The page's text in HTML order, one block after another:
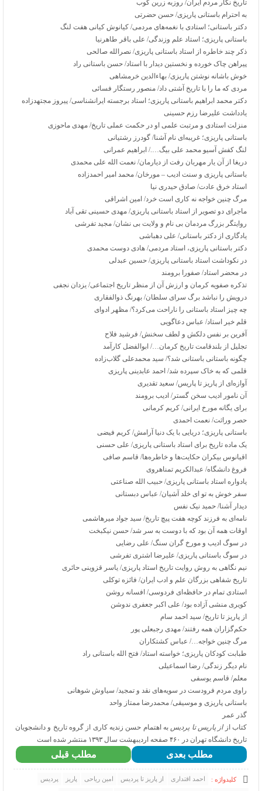
تاریخ نگار مردم ایران/ روزبه زرین کوب
به احترام باستانی پاریزی/ حسن حضرتی
دکتر باستانی؛ استادی با نغمه‌های مردمی/ کیانوش کیانی هفت لنگ
باستانی پاریزی؛ استاد علم وزندگی/ علی باقر طاهرنیا
ذکر چند خاطره از استاد باستانی پاریزی/ نصرالله صالحی
پیراهن چاک خورده و نخستین دیدار با استاد/ حسن باستانی راد
خوش باشانه نوشتن پاریزی/ بهاءالدین خرمشاهی
مردی که ما را با تاریخ آشتی داد/ منصور رستگار فسائی
دکتر محمد ابراهیم باستانی پاریزی؛ استاد برجسته ایرانشناسی/ پیروز مجتهدزاده
یادداشت علیرضا رزم حسینی
منزلت استادی و مرتبت علمی او در حکمت عملی تاریخ/ مهدی ماحوزی
باستانی پاریزی؛‌ غریبه‌ای نام آشنا/ گودرز رشتیانی
لنگ کفش آسیو محمد علی بیگ…./ ابراهیم عمرانی
دریغا از آن یار مهربان رفت از دیارمان/ نعمت الله علی محمدی
باستانی پاریزی و سنت ادیب – مورخان/ محمد امیر احمدزاده
استاد خرق عادت/ صادق حیدری نیا
مرگ چنین خواجه نه کاری است خرد/ امین اشراقی
ماجرای دو تصویر از استاد باستانی پاریزی/ مهدی حسینی تقی آباد
روایتگر بزرگ مردمان بی نام و ولایت بی نشان/ مجید تفرشی
یادگاری از دکتر باستانی/ علی دهباشی
دکتر باستانی پاریزی، استاد مردمی/ هادی دوست محمدی
در نکوداشت استاد باستانی پاریزی/ حسین عبدلی
در محضر استاد/ صفورا برومند
تذکره صفویه کرمان و ارزش آن از منظر تاریخ اجتماعی/ یزدان نجفی
درویش را نباشد برگ سرای سلطان/ بهرنگ ذوالفقاری
چه چیز استاد باستانی را ناراحت می‌کرد؟/ مظهر ادوای
قلم خیر استاد/ عباس دعاگویی
آفرین بر نفس دلکش و لطف سخنش/ فرشید فلاح
تجلیل از بلندقامت تاریخ کرمان…/ ابوالفضل کارآمد
چگونه باستانی باستانی شد؟/ سید محمدعلی گلاب‌زاده
قلمی که به خاک سپرده شد/ احمد عابدینی پاریزی
آوازه‌ای از پاریز تا پاریس/ سعید تقدیری
آن نامور ادیب سخن گستر/ ادیب برومند
برای یگانه مورخ ایرانی/ کریم کرمانی
حصر وراثت/ نعمت احمدی
باستانی پاریزی؛ دریایی با یک دنیا آرامش/ کریم فیضی
یک ماده تاریخ برای استاد باستانی پاریزی/ علی حسنی
اقیانوس بیکران حکایت‌ها و خاطره‌ها/ قاسم صافی
فروغ دانشگاه/ عبدالکریم تمناهروی
یادواره استاد باستانی پاریزی/ حبیب الله صناعتی
سفر خوش به تو ای خلد آشیان/ عباس دبستانی
دیدار آشنا/ حمید نیک نفس
نامه‌ای به فرزند کوچه هفت پیچ تاریخ/ سید جواد میرهاشمی
اوقات همه آن بود که با دوست به سر شد/ حسن نیکبخت
در سوگ ادیب و مورخ گران سنگ/ علی رضایی
در سوگ باستانی پاریزی/ علیرضا اشتری تفرشی
نیم نگاهی به روش روایت تاریخ استاد پاریزی/ یاسر قزوینی حائری
تاریخ شفاهی بزرگان علم و ادب ایران/ فائزه توکلی
استادی تمام در حافظه‌ای فردوسی/ افسانه روشن
کویری منشی آزاده بود/ علی اکبر جعفری ندوشن
از پاریز تا تاریخ/ سید احمد سام
حکم‌گزاران همه رفتند/ مهدی رجبعلی پور
مرگ چنین خواجه…/ عباس کشتکاران
طبابت کودکان پاریزی؛ خواسته استاد/ فتح الله باستانی راد
نام دیگر زندگی/ رضا اسماعیلی
معلم/ قاسم یوسفی
راوی مردم فرودست در سویه‌های نقد و تمجید/ سیاوش شوهانی
باستانی پاریزی و موسیقی/ محمدرضا ممتاز واحد
گذر عمر
کتاب ازاز پاریس تا پردیس به اهتمام حسن زندیه کاری از گروه تاریخ و دانشجویان
تاریخ دانشگاه تهران در ۴۶۰ صفحه اردیبهشت سال ۱۳۹۳ منتشر شده است
مطلب قبلی مطلب بعدی
کلیدواژه : احمد اقتداری از پاریز تا پردیس امین ریاحی پاریز پردیس